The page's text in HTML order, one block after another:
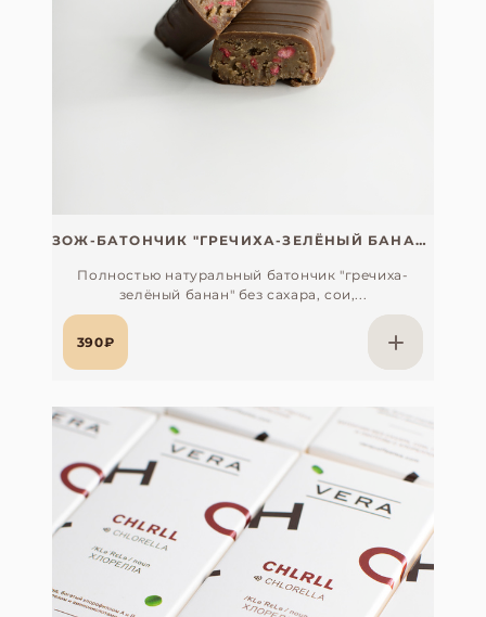
ЗОЖ-БАТОНЧИК "ГРЕЧИХА-ЗЕЛЁНЫЙ БАНАН" БЕЗ САХАРА, СОИ, ГЛЮТЕНА И ЛАКТОЗЫ (СО СПИРУЛИНОЙ)
Полностью натуральный батончик "гречиха-
зелёный банан" без сахара, сои,...
390₽